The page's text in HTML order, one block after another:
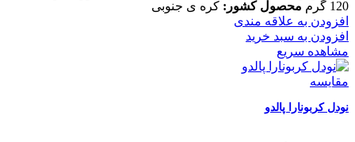
120 گرم
محصول کشور: کره ی جنوبی
افزودن به علاقه مندی
افزودن به سبد خرید
مشاهده سریع
مقایسه
نودل کربونارا پالدو